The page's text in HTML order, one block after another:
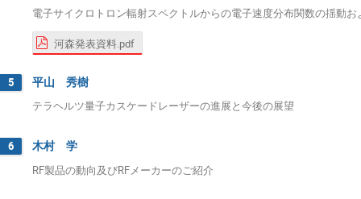
電子サイクロトロン輻射スペクトルからの電子速度分布関数の揺動
河森発表資料.pdf
5 平山 秀樹
テラヘルツ量子カスケードレーザーの進展と今後の展望
6 木村 学
RF製品の動向及びRFメーカーのご紹介